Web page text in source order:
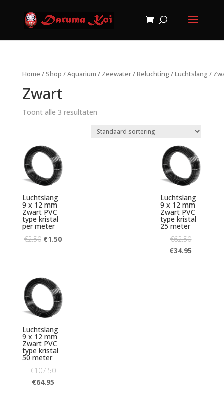
Home /Shop /Aquarium / Zeewater/Beluchting /Luchtslang /
Zwart
Toont alle 3 resultaten
Luchtslang
9 x 12 mm
Zwart PVC
type kristal
per meter
€2.50 €1.50
Luchtslang
9 x 12 mm
Zwart PVC
type kristal
25 meter
€62.50
€34.95
Luchtslang
9 x 12 mm
Zwart PVC
type kristal
50 meter
€107.50
€64.95